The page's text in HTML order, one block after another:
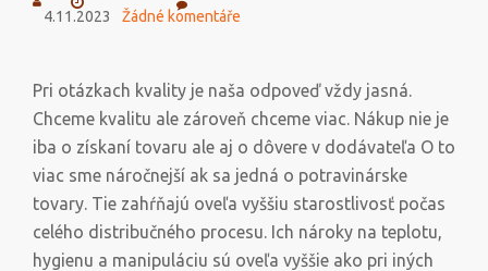
4.11.2023 Žádné komentáře
Pri otázkach kvality je naša odpoveď vždy jasná.
Chceme kvalitu ale zároveň chceme viac. Nákup nie je
iba o získaní tovaru ale aj o dôvere v dodávateľa O to
viac sme náročnejší ak sa jedná o potravinárske
tovary. Tie zahŕňajú oveľa vyššiu starostlivosť počas
celého distribučného procesu. Ich nároky na teplotu,
hygienu a manipuláciu sú oveľa vyššie ako pri iných